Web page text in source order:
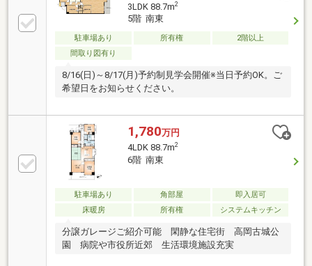
3LDK 88.7m2
5階 南東
駐車場あり 所有権
2階以上
間取り図有り
8/16(日)～8/17(月)予約制見学会開催※当日予約OK。ご
希望日をお知らせください。
1,780万円
4LDK 88.7m2
6階 南東
駐車場あり 角部屋
即入居可
床暖房
所有権 システムキッチン
分譲ガレージご紹介可能 閑静な住宅街 高岡古城公
園 病院や市役所近郊 生活環境施設充実